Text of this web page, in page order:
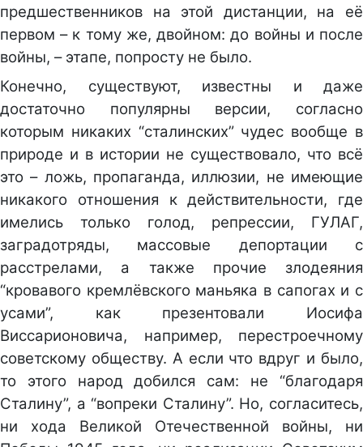
предшественников на этой дистанции, на её
первом – к тому же, двойном: до войны и после
войны, – этапе, попросту не было.
Конечно, существуют, известны и даже
достаточно популярны версии, согласно
которым никаких “сталинских” чудес вообще в
природе и в истории не существовало, что всё
это – ложь, пропаганда, иллюзии, не имеющие
никакого отношения к действительности, где
имелись только голод, репрессии, ГУЛАГ,
заградотряды, массовые депортации с
расстрелами, а также прочие злодеяния
“кровавого кремлёвского маньяка в сапогах и с
усами”, как презентовали Иосифа
Виссарионовича, например, перестроечному
советскому обществу. А если что вдруг и было,
то этого народ добился сам: не “благодаря
Сталину”, а “вопреки Сталину”. Но, согласитесь,
ни хода Великой Отечественной войны, ни